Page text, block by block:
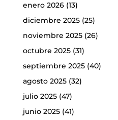
enero 2026(13)
diciembre 2025(25)
noviembre 2025(26)
octubre 2025(31)
septiembre 2025(40)
agosto 2025(32)
julio 2025(47)
junio 2025(41)